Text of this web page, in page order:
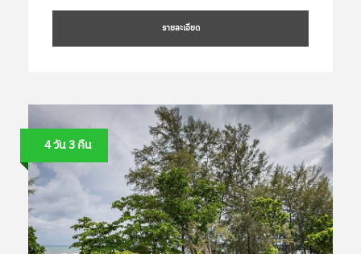
รายละเอียด
4 วัน 3 คืน